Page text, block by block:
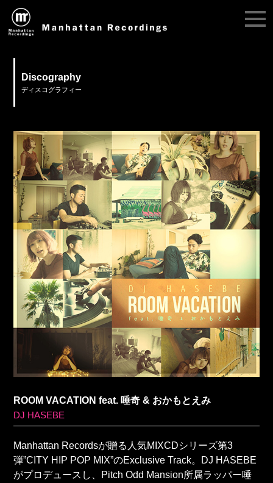
Discography
ディスコグラフィー
ROOM VACATION feat. 唾奇 & おかもとえみ
DJ HASEBE
Manhattan Recordsが贈る人気MIXCDシリーズ第3
弾”CITY HIP POP MIX”のExclusive Track。DJ HASEBE
がプロデュースし、Pitch Odd Mansion所属ラッパー唾